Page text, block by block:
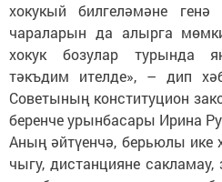
хокукый билгеләмәне
чараларын да алырга
хокук бозулар турында
тәкъдим ителде», – дип
Советының конституцион
беренче урынбасары Ирина
Аның әйтүенчә, берьюлы ике
чыгу, дистанцияне сакламау,